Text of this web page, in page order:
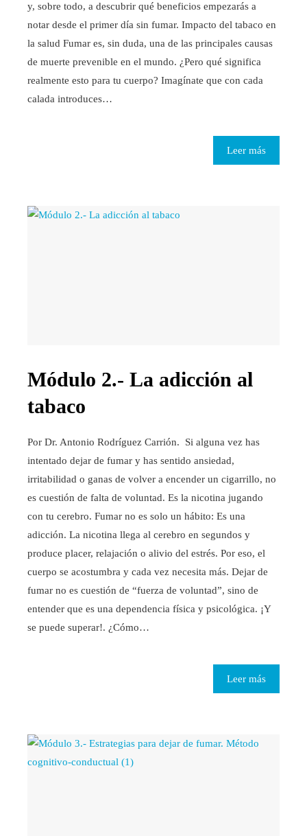
y, sobre todo, a descubrir qué beneficios empezarás a
notar desde el primer día sin fumar. Impacto del tabaco en
la salud Fumar es, sin duda, una de las principales causas
de muerte prevenible en el mundo. ¿Pero qué significa
realmente esto para tu cuerpo? Imagínate que con cada
calada introduces…
Leer más
Módulo 2.- La adicción al
tabaco
Por Dr. Antonio Rodríguez Carrión. Si alguna vez has
intentado dejar de fumar y has sentido ansiedad,
irritabilidad o ganas de volver a encender un cigarrillo, no
es cuestión de falta de voluntad. Es la nicotina jugando
con tu cerebro. Fumar no es solo un hábito: Es una
adicción. La nicotina llega al cerebro en segundos y
produce placer, relajación o alivio del estrés. Por eso, el
cuerpo se acostumbra y cada vez necesita más. Dejar de
fumar no es cuestión de “fuerza de voluntad”, sino de
entender que es una dependencia física y psicológica. ¡Y
se puede superar!. ¿Cómo…
Leer más